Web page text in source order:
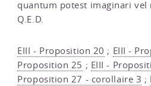
quantum potest imaginari
Q.E.D.
EIII - Proposition 20 ; EIII -
Proposition 25 ; EIII -
Proposition 27 - corollaire 3 ;